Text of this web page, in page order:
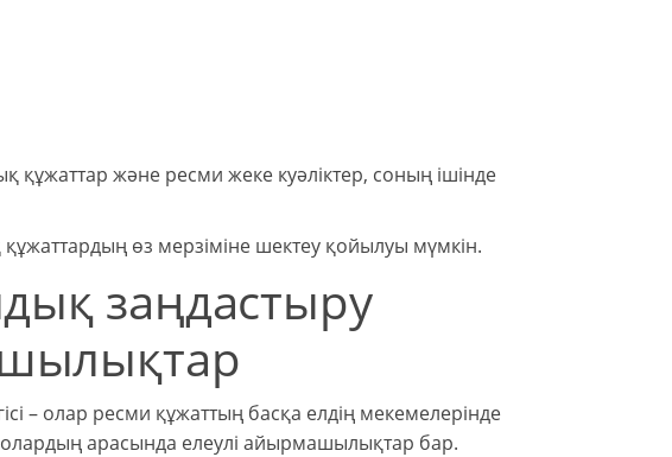
және ресми жеке куәліктер, соның ішінде
өз мерзіміне шектеу қойылуы мүмкін.
заңдастыру
– олар ресми құжаттың басқа елдің мекемелерінде
арасында елеулі айырмашылықтар бар.